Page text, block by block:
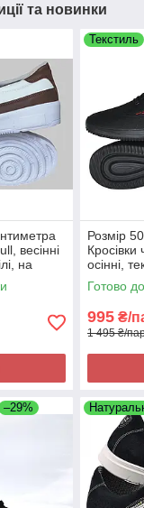
та новинки
весінні
на
зручні
Текстиль
Розмір
Кросівки
осінні,
на
зручні
Готово
995 ₴/
1 495 ₴/
–29%